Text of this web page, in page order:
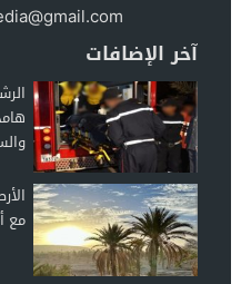
آخر الإضافات
مع